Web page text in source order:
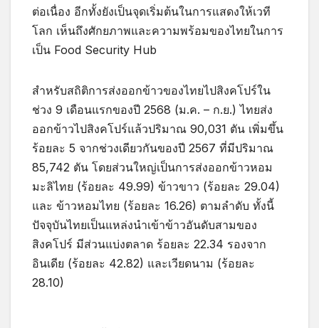
ต่อเนื่อง อีกทั้งยังเป็นจุดเริ่มต้นในการแสดงให้เวที
โลก เห็นถึงศักยภาพและความพร้อมของไทยในการ
เป็น Food Security Hub
สำหรับสถิติการส่งออกข้าวของไทยไปสิงคโปร์ใน
ช่วง 9 เดือนแรกของปี 2568 (ม.ค. – ก.ย.) ไทยส่ง
ออกข้าวไปสิงคโปร์แล้วปริมาณ 90,031 ตัน เพิ่มขึ้น
ร้อยละ 5 จากช่วงเดียวกันของปี 2567 ที่มีปริมาณ
85,742 ตัน โดยส่วนใหญ่เป็นการส่งออกข้าวหอม
มะลิไทย (ร้อยละ 49.99) ข้าวขาว (ร้อยละ 29.04)
และ ข้าวหอมไทย (ร้อยละ 16.26) ตามลำดับ ทั้งนี้
ปัจจุบันไทยเป็นแหล่งนำเข้าข้าวอันดับสามของ
สิงคโปร์ มีส่วนแบ่งตลาด ร้อยละ 22.34 รองจาก
อินเดีย (ร้อยละ 42.82) และเวียดนาม (ร้อยละ
28.10)